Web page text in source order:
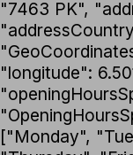
"7463 PK",
"longitude":
["Monday",